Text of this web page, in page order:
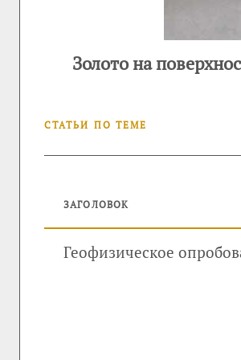
Золото на
СТАТЬИ ПО ТЕМЕ
ЗАГОЛОВОК
Геофизическое